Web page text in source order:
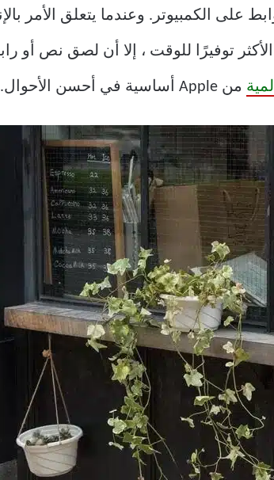
الكمبيوتر. وعندما يتعلق الأمر
توفيرًا للوقت ، إلا أن لصق نص
من Apple أساسية في أحسن الأحوال.